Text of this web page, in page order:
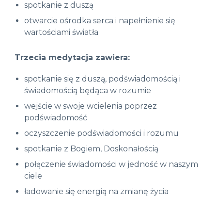
spotkanie z duszą
otwarcie ośrodka serca i napełnienie się
wartościami światła
Trzecia medytacja zawiera:
spotkanie się z duszą, podświadomością i
świadomością będąca w rozumie
wejście w swoje wcielenia poprzez
podświadomość
oczyszczenie podświadomości i rozumu
spotkanie z Bogiem, Doskonałością
połączenie świadomości w jedność w naszym
ciele
ładowanie się energią na zmianę życia